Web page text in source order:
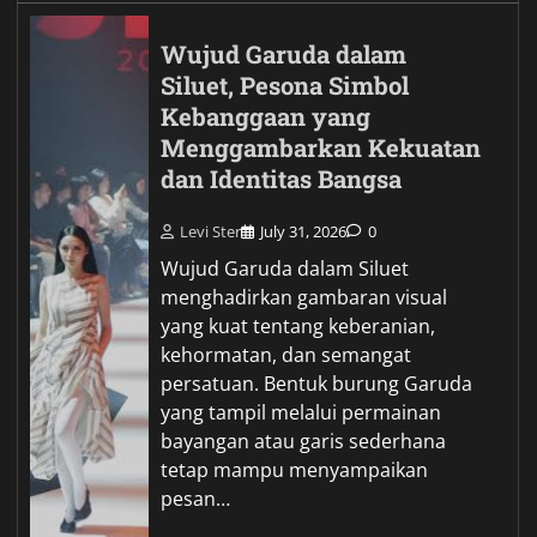
Wujud Garuda dalam
Siluet, Pesona Simbol
Kebanggaan yang
Menggambarkan Kekuatan
dan Identitas Bangsa
Levi Ster July 31, 2026 0
Wujud Garuda dalam Siluet
menghadirkan gambaran visual
yang kuat tentang keberanian,
kehormatan, dan semangat
persatuan. Bentuk burung Garuda
yang tampil melalui permainan
bayangan atau garis sederhana
tetap mampu menyampaikan
pesan…